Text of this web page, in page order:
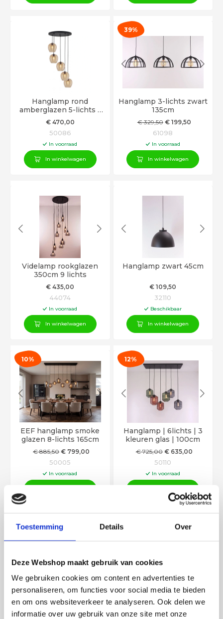
Toestemming Details Over
Deze Webshop maakt gebruik van cookies
We gebruiken cookies om content en advertenties te
personaliseren, om functies voor social media te bieden
en om ons websiteverkeer te analyseren. Ook delen we
informatie over uw gebruik van onze site met onze
Hanglamp rond
amberglazen 5-lichts -
160cm
€470,00
50086
In voorraad
In winkelwagen
39%
Hanglamp 3-lichts zwart
135cm
€329,50 €199,50
61098
In voorraad
In winkelwagen
Videlamp rookglazen
350cm 9 lichts
€ 435,00
44074
In voorraad
In winkelwagen
Hanglamp zwart 45cm
€ 109,50
32110
Beschikbaar
In winkelwagen
10%
EEF hanglamp smoke
glazen 8-lichts 165cm
€885,50 € 799,00
50005
In voorraad
12%
Hanglamp | 6lichts | 3
kleuren glas | 100cm
€725,00 €635,00
50110
In voorraad
Buiten wandlamp zwart
neerwaarts
€69 ,50
Videlamp met 5 hangers
- Hanglamp met
rookglas bollen
€ 289,50